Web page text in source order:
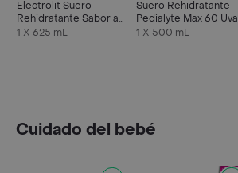
Electrolit Suero
Rehidratante Sabor a
Maracuyá
1 X 625 mL
Suero Rehidratante
Pedialyte Max 60 Uva
Frasco 500 mL
1 X 500 mL
Cuidado del bebé